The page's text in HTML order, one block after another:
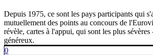
Depuis 1975, ce sont les pays participants qui
mutuellement des points au concours de
révèle, cartes à l'appui, qui sont les plus sévères
généreux.
0